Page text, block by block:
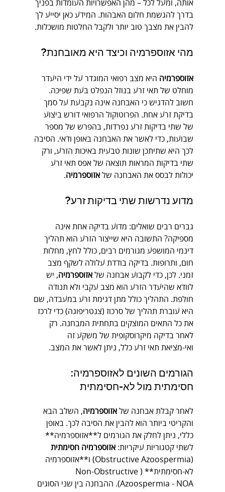
אותה, ומעל לכל – מהן האפשרויות העומדות בפניך
בדרך להגשמת חלום האבהות. המידע כאן יסייע לך
להבין את מצבך טוב יותר ולקבל החלטות מושכלות.
מהי אזוספרמיה וכיצד היא מאובחנת?
אזוספרמיה היא מצב רפואי המוגדר על ידי היעדר
מוחלט של תאי זרע בנוזל הנפלט בעת שפיכה.
חשוב להדגיש כי האבחנה אינה נקבעת על סמך
בדיקת זרע אחת. הפרוטוקול הרפואי דורש ביצוע
של שתי בדיקות זרע נפרדות, בהפרש של מספר
שבועות, כדי לאשר את האבחנה באופן ודאי. הסיבה
לכך היא שתיתכן שונות טבעית באיכות הזרע, ורק
שתי בדיקות המראות תוצאה של אפס תאי זרע
יכולות לבסס את האבחנה של אזוספרמיה.
מדוע נדרשות שתי בדיקות זרע?
גברים רבים שואלים: מדוע בדיקה אחת אינה
מספיקה? התשובה היא שייצור הזרע הוא תהליך
דינמי המושפע מגורמים רבים, כולל לחץ, מחלות
חום, ותרופות. בדיקה בודדת עלולה לשקף מצב
זמני. לכן, כדי לקבוע אבחנה של אזוספרמיה, יש
לוודא שהיעדר הזרע הוא מצב עקבי ולא תנודה
חולפת. התהליך כולל מתן דגימת זרע במעבדה, שם
היא עוברת תהליך של סרכוז (צנטריפוגה) כדי לרכז
את כל התאים המוצקים בתחתית המבחנה. רק
לאחר בדיקה מיקרוסקופית של משקע זה
ואי-מציאת תאי זרע כלל, ניתן לאשר את המצב.
הגורמים השונים לאזוספרמיה:
חסימתית מול לא-חסימתית
לאחר קבלת אבחנה של אזוספרמיה, השלב הבא
והקריטי ביותר הוא להבין את הסיבה לכך. באופן
כללי, ניתן לחלק את הגורמים ל**אזוספרמיה**
לשתי קטגוריות עיקריות: אזוספרמיה חסימתית
(Obstructive Azoospermia) ו**אזוספרמיה
לא-חסימתית** (Non-Obstructive
Azoospermia - NOA). ההבחנה בין שני הסוגים